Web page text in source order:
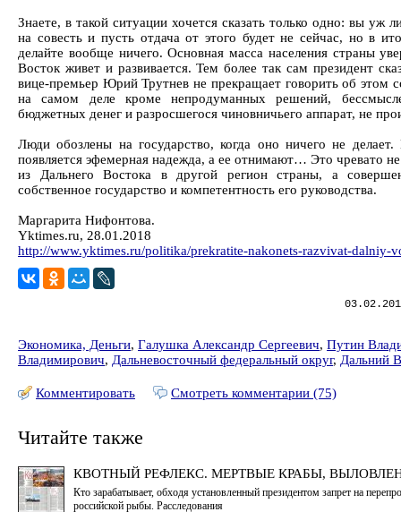
Знаете, в такой ситуации хочется сказать только одно: вы уж
на совесть и пусть отдача от этого будет не сейчас, но в
делайте вообще ничего. Основная масса населения страны
Восток живет и развивается. Тем более так сам президент
вице-премьер Юрий Трутнев не прекращает говорить об
на самом деле кроме непродуманных решений,
бюджетных денег и разросшегося чиновничьего аппарат, не
Люди обозлены на государство, когда оно ничего не
появляется эфемерная надежда, а ее отнимают… Это чревато
из Дальнего Востока в другой регион страны, а
собственное государство и компетентность его руководства.
Маргарита Нифонтова.
Yktimes.ru, 28.01.2018
http://www.yktimes.ru/politika/prekratite-nakonets-razvivat-dalniy-
Экономика, Деньги, Галушка Александр Сергеевич, Путин
Владимирович, Дальневосточный федеральный округ, Дальний
Комментировать Смотреть комментарии (75)
Читайте также
КВОТНЫЙ РЕФЛЕКС. МЕРТВЫЕ КРАБЫ,
Кто зарабатывает, обходя установленный президентом запрет на
российской рыбы. Расследования